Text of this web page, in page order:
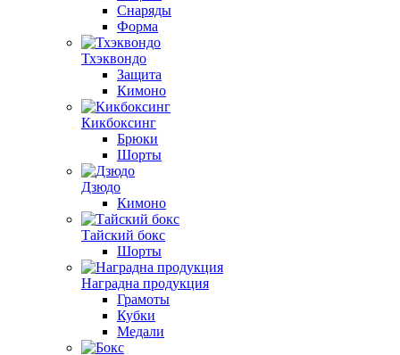
Снаряды
Форма
Тхэквондо
Защита
Кимоно
Кикбоксинг
Брюки
Шорты
Дзюдо
Кимоно
Тайский бокс
Шорты
Наградна продукция
Грамоты
Кубки
Медали